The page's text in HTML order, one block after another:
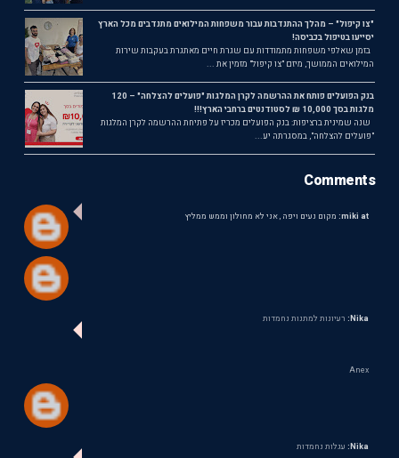
"צו קיפול" – מהלך ההתנדבות עבור משפחות המילואים מתנדבים מכל הארץ
יסייעו בטיפול בכביסה!
בזמן שאלפי משפחות מתמודדות עם שגרת חיים מאתגרת בעקבות שירות
המילואים הממושך, מיזם "צו קיפול" מזמין את ...
בנק הפועלים פותח את ההרשמה לקרן המלגות "פועלים להצלחה" – 120
מלגות בסך 10,000 ₪ לסטודנטים ברחבי הארץ!!!
שנה שמינית ברציפות: בנק הפועלים מכריז על פתיחת ההרשמה לקרן המלגות
"פועלים להצלחה", במסגרתה יע...
Comments
miki at: מקום נעים ויפה , אני לא מחולון וממש ממליץ
Nika: רעיונות למתנות נחמדות
Anex
Nika: עגלות נחמדות